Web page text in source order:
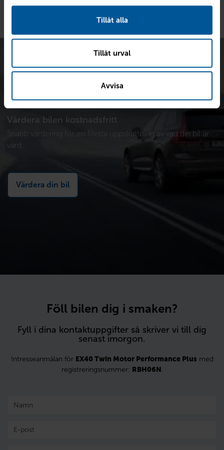
Tillåt alla
Tillåt urval
Avvisa
Värdera bilen kostnadsfritt
Snabb värdering för en första uppskattning av vad din bil är
värd.
Värdera din bil
Föll bilen dig i smaken?
Fyll i dina kontaktuppgifter så skriver vi till dig
senast imorgon.
Intresseanmälan för EX40 Twin Motor Performance Plus med
registreringsnummer: RBH06N.